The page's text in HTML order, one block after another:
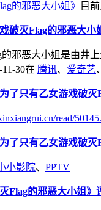
的邪恶大小姐》 目
破灭Flag的邪恶大小
邪恶大小姐是由井
30在 腾讯、 爱奇艺、
为了只有乙女游戏破
read/
了只有乙女游戏破灭
小影院、 PPTV
Flag的邪恶大小姐》